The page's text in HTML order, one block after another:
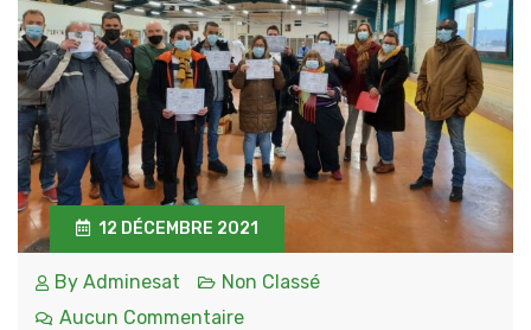
12 DÉCEMBRE 2021
By Adminesat
Non Classé
Aucun Commentaire